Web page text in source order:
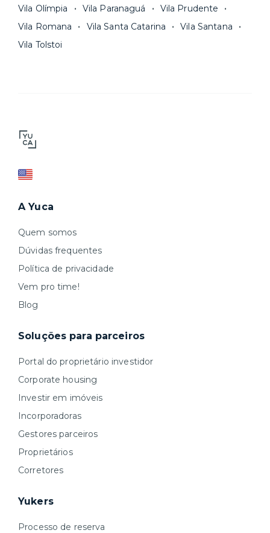
Vila Olímpia
Vila Paranaguá
Vila Prudente
Vila Romana
Vila Santa Catarina
Vila Santana
Vila Tolstoi
A Yuca
Quem somos
Dúvidas frequentes
Política de privacidade
Vem pro time!
Blog
Soluções para parceiros
Portal do proprietário investidor
Corporate housing
Investir em imóveis
Incorporadoras
Gestores parceiros
Proprietários
Corretores
Yukers
Processo de reserva